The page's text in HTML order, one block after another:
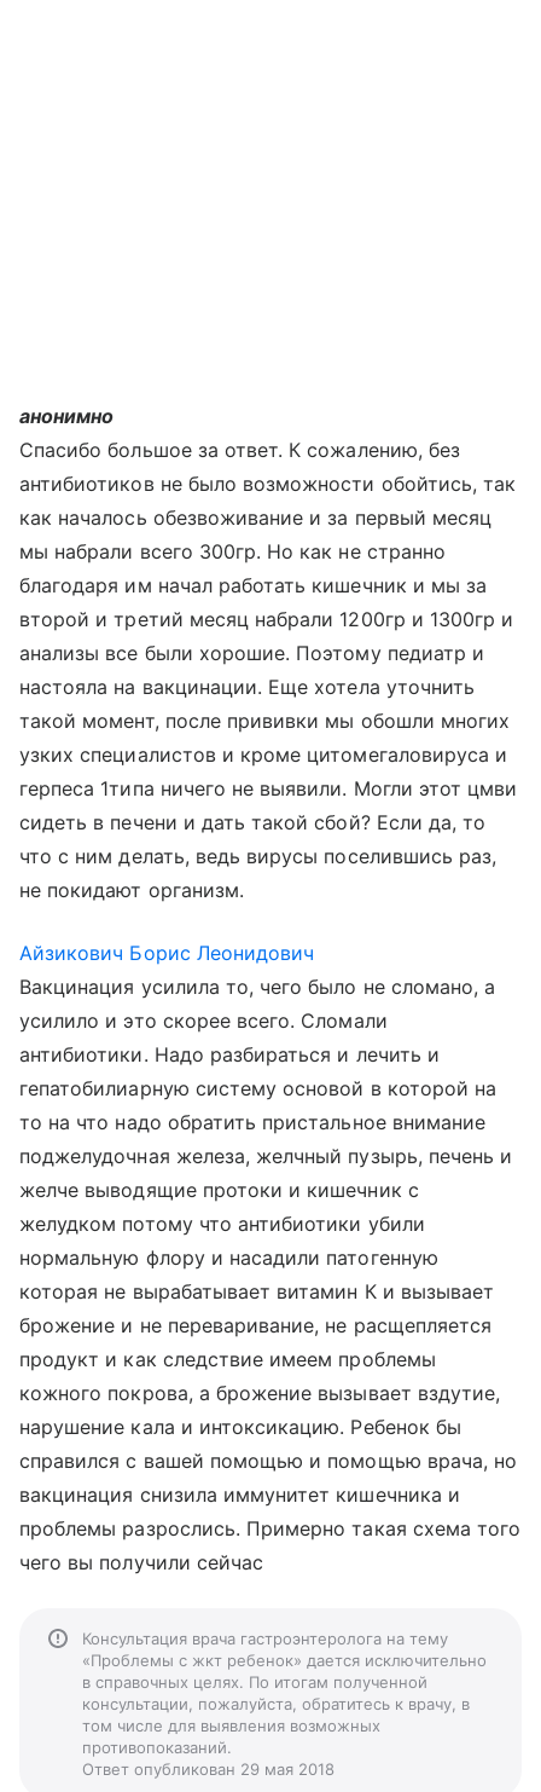
анонимно
Спасибо большое за ответ. К сожалению, без
антибиотиков не было возможности обойтись, так
как началось обезвоживание и за первый месяц
мы набрали всего 300гр. Но как не странно
благодаря им начал работать кишечник и мы за
второй и третий месяц набрали 1200гр и 1300гр и
анализы все были хорошие. Поэтому педиатр и
настояла на вакцинации. Еще хотела уточнить
такой момент, после прививки мы обошли многих
узких специалистов и кроме цитомегаловируса и
герпеса 1типа ничего не выявили. Могли этот цмви
сидеть в печени и дать такой сбой? Если да, то
что с ним делать, ведь вирусы поселившись раз,
не покидают организм.
Айзикович Борис Леонидович
Вакцинация усилила то, чего было не сломано, а
усилило и это скорее всего. Сломали
антибиотики. Надо разбираться и лечить и
гепатобилиарную систему основой в которой на
то на что надо обратить пристальное внимание
поджелудочная железа, желчный пузырь, печень и
желче выводящие протоки и кишечник с
желудком потому что антибиотики убили
нормальную флору и насадили патогенную
которая не вырабатывает витамин К и вызывает
брожение и не переваривание, не расщепляется
продукт и как следствие имеем проблемы
кожного покрова, а брожение вызывает вздутие,
нарушение кала и интоксикацию. Ребенок бы
справился с вашей помощью и помощью врача, но
вакцинация снизила иммунитет кишечника и
проблемы разрослись. Примерно такая схема того
чего вы получили сейчас
Консультация врача гастроэнтеролога на тему
«Проблемы с жкт ребенок» дается исключительно
в справочных целях. По итогам полученной
консультации, пожалуйста, обратитесь к врачу, в
том числе для выявления возможных
противопоказаний.
Ответ опубликован 29 мая 2018